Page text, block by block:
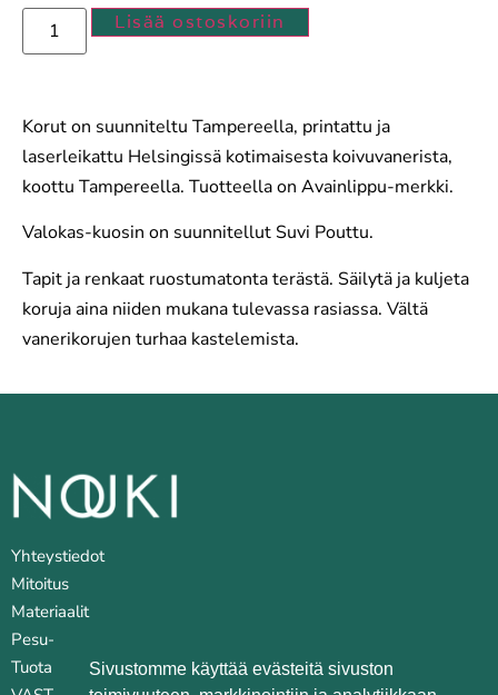
Sivustomme käyttää evästeitä sivuston
Lisää ostoskoriin
Korut on suunniteltu Tampereella, printattu ja
laserleikattu Helsingissä kotimaisesta koivuvanerista,
koottu Tampereella. Tuotteella on Avainlippu-merkki.
Valokas-kuosin on suunnitellut Suvi Pouttu.
Tapit ja renkaat ruostumatonta terästä. Säilytä ja kuljeta
koruja aina niiden mukana tulevassa rasiassa. Vältä
vanerikorujen turhaa kastelemista.
Yhteystiedot
Mitoitus
Materiaalit
Pesu- ja huoltovinkkejä
Tuotantopaikat